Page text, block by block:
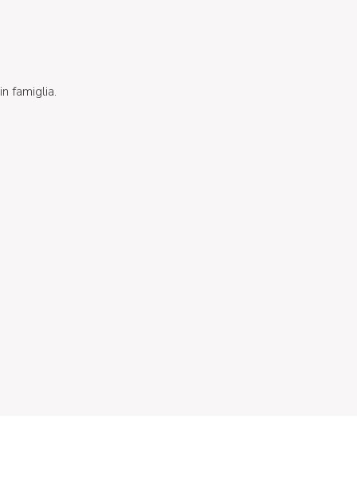
famiglia.